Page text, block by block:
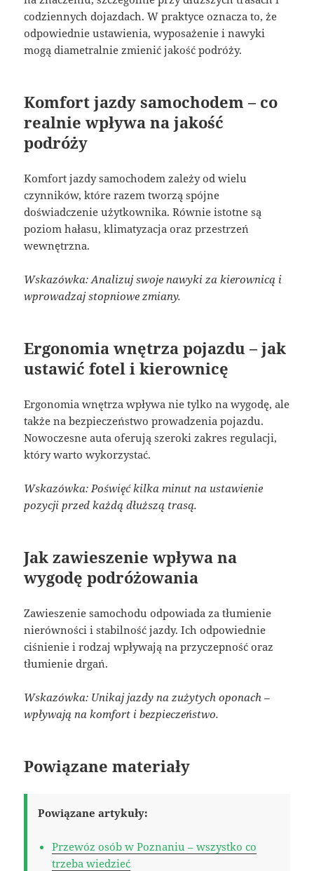
codziennych dojazdach. W praktyce oznacza to, że
odpowiednie ustawienia, wyposażenie i nawyki
mogą diametralnie zmienić jakość podróży.
Komfort jazdy samochodem – co
realnie wpływa na jakość
podróży
Komfort jazdy samochodem zależy od wielu
czynników, które razem tworzą spójne
doświadczenie użytkownika. Równie istotne są
poziom hałasu, klimatyzacja oraz przestrzeń
wewnętrzna.
Wskazówka: Analizuj swoje nawyki za kierownicą i
wprowadzaj stopniowe zmiany.
Ergonomia wnętrza pojazdu – jak
ustawić fotel i kierownicę
Ergonomia wnętrza wpływa nie tylko na wygodę, ale
także na bezpieczeństwo prowadzenia pojazdu.
Nowoczesne auta oferują szeroki zakres regulacji,
który warto wykorzystać.
Wskazówka: Poświęć kilka minut na ustawienie
pozycji przed każdą dłuższą trasą.
Jak zawieszenie wpływa na
wygodę podróżowania
Zawieszenie samochodu odpowiada za tłumienie
nierówności i stabilność jazdy. Ich odpowiednie
ciśnienie i rodzaj wpływają na przyczepność oraz
tłumienie drgań.
Wskazówka: Unikaj jazdy na zużytych oponach –
wpływają na komfort i bezpieczeństwo.
Powiązane materiały
Powiązane artykuły:
Przewóz osób w Poznaniu – wszystko co
trzeba wiedzieć